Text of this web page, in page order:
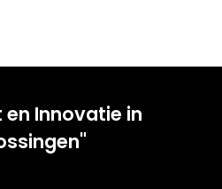
en Innovatie in